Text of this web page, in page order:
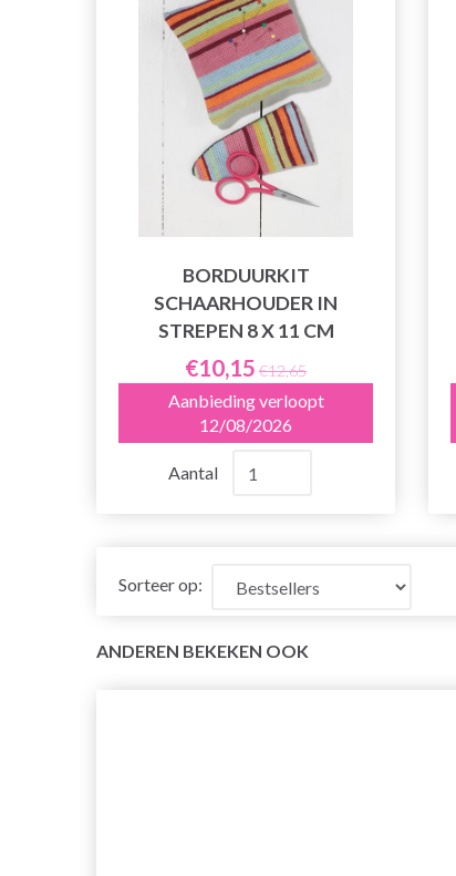
BORDUURKIT
SCHAARHOUDER IN
STREPEN 8 X 11 CM
€10,15 €12,65
Aanbieding verloopt
12/08/2026
Aantal
Sorteer op:
ANDEREN BEKEKEN OOK